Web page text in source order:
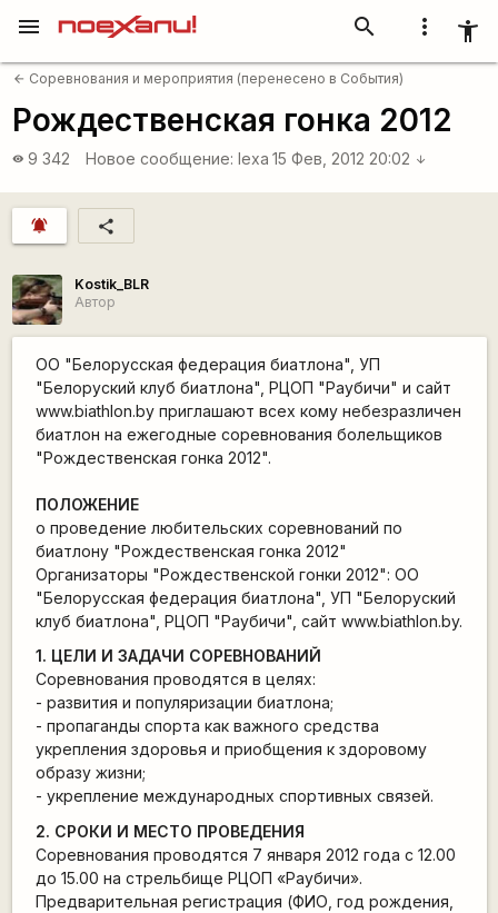
more_vert accessibility_new
search
menu
arrow_back Соревнования и мероприятия (перенесено в События)
Рождественская гонка 2012
visibility 9 342 Новое сообщение: lexa 15 Фев, 2012 20:02 arrow_downward
notifications_active share
Kostik_BLR
Автор
ОО "Белорусская федерация биатлона", УП
"Белоруский клуб биатлона", РЦОП "Раубичи" и сайт
www.biathlon.by приглашают всех кому небезразличен
биатлон на ежегодные соревнования болельщиков
"Рождественская гонка 2012".
ПОЛОЖЕНИЕ
о проведение любительских соревнований по
биатлону "Рождественская гонка 2012"
Организаторы "Рождественской гонки 2012": ОО
"Белорусская федерация биатлона", УП "Белоруский
клуб биатлона", РЦОП "Раубичи", сайт www.biathlon.by.
1. ЦЕЛИ И ЗАДАЧИ СОРЕВНОВАНИЙ
Соревнования проводятся в целях:
- развития и популяризации биатлона;
- пропаганды спорта как важного средства
укрепления здоровья и приобщения к здоровому
образу жизни;
- укрепление международных спортивных связей.
2. СРОКИ И МЕСТО ПРОВЕДЕНИЯ
Соревнования проводятся 7 января 2012 года с 12.00
до 15.00 на стрельбище РЦОП «Раубичи».
Предварительная регистрация (ФИО, год рождения,